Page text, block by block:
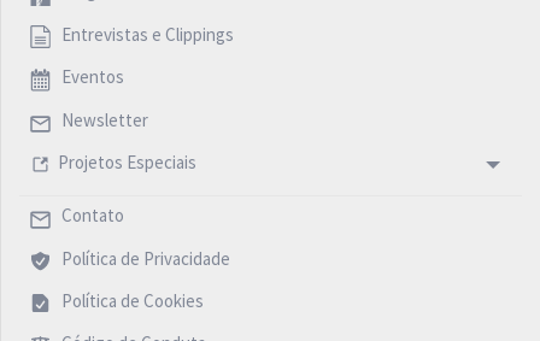
Entrevistas e Clippings
Eventos
Newsletter
Projetos Especiais
Contato
Política de Privacidade
Política de Cookies